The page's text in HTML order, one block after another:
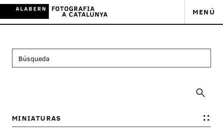
MENÚ
MINIATURAS